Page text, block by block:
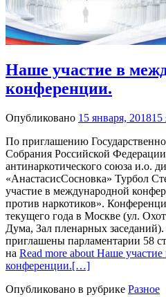
Наше участие в
конференции.
Опубликовано 15 января, 201815
По приглашению
Собрания Российской
антинаркотического союза и.о.
«АнастасисСосновка» Турбол
участие в международной
против наркотиков».
текущего года в Москве (ул.
Дума, Зал пленарных
приглашены парламентарии 58
на Read more about Наше
конференции.[…]
Опубликовано в рубрике Разное